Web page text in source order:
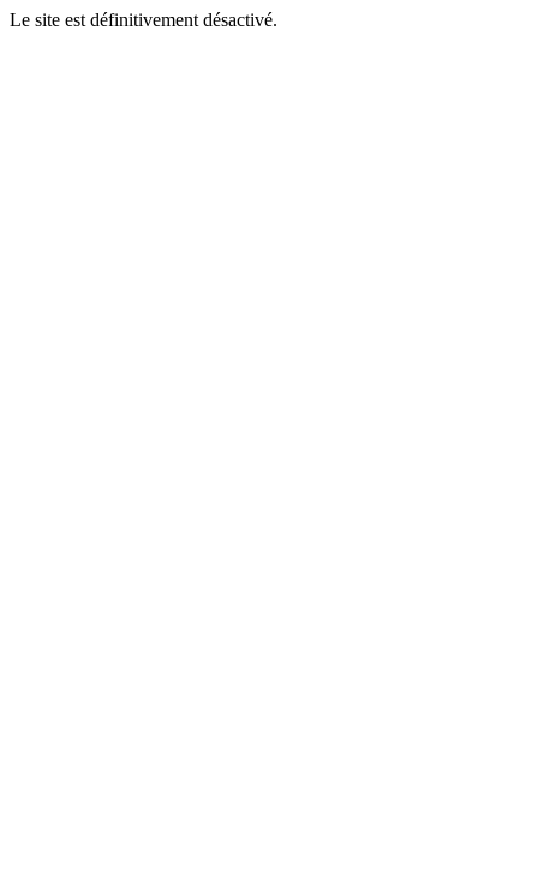
Le site est définitivement désactivé.